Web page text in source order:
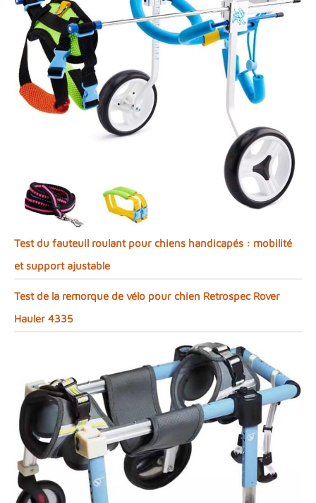
Test du fauteuil roulant pour chiens handicapés : mobilité
et support ajustable
Test de la remorque de vélo pour chien Retrospec Rover
Hauler 4335